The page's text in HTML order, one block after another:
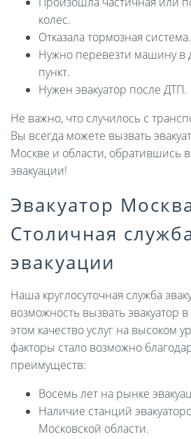
колес.
Отказала тормозная система.
Нужно перевезти машину в
пункт.
Нужен эвакуатор после ДТП.
Не важно, что случилось с
Вы всегда можете вызвать
Москве и области, обратившись
эвакуации!
Эвакуатор
Столичная
эвакуации
Наша круглосуточная служба
возможность вызвать эвакуатор
этом качество услуг на высоком
факторы стало возможно
преимуществ:
Восемь лет на рынке
Наличие станций
Московской области.